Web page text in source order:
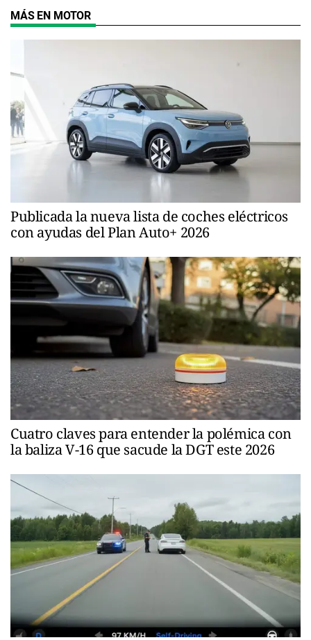
MÁS EN MOTOR
Publicada la nueva lista de coches eléctricos
con ayudas del Plan Auto+ 2026
Cuatro claves para entender la polémica con
la baliza V-16 que sacude la DGT este 2026